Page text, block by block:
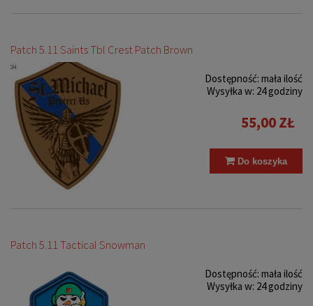
Patch 5.11 Saints Tbl Crest Patch Brown
Dostępność: mała ilość
Wysyłka w: 24 godziny
55,00 ZŁ
Do koszyka
Patch 5.11 Tactical Snowman
Dostępność: mała ilość
Wysyłka w: 24 godziny